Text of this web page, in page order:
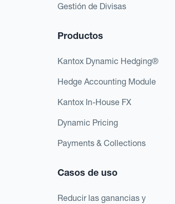
Gestión de Divisas
Productos
Kantox Dynamic Hedging®
Hedge Accounting Module
Kantox In-House FX
Dynamic Pricing
Payments & Collections
Casos de uso
Reducir las ganancias y